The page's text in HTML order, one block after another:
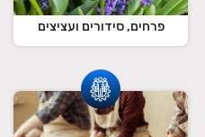
פרחים, סידורים ועציצים